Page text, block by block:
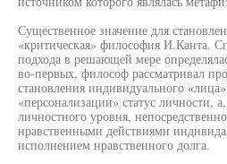
Существенное значение для
«критическая» философия И.Канта.
подхода в решающей мере
во-первых, философ рассматривал
становления индивидуального
«персонализации» статус личности,
личностного уровня,
нравственными действиями
исполнением нравственного долга.